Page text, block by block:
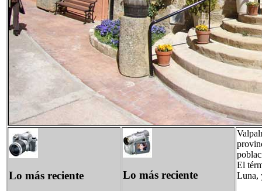
Lo más reciente Lo más reciente
El
Luna,